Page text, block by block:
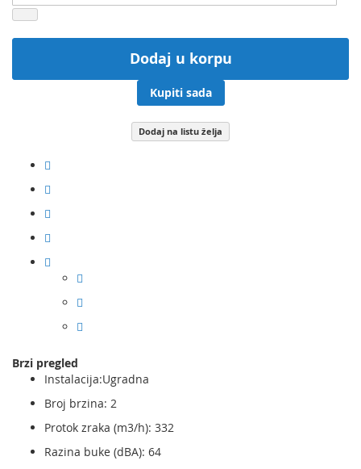
Dodaj u korpu
Kupiti sada
Dodaj na listu želja
Brzi pregled
Instalacija:Ugradna
Broj brzina: 2
Protok zraka (m3/h): 332
Razina buke (dBA): 64